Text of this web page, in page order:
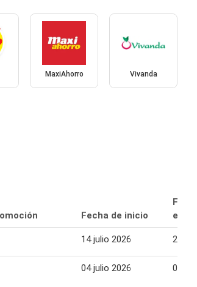
MaxiAhorro Vivanda
Fecha de inicio
14 julio 2026 29
04 julio 2026 02